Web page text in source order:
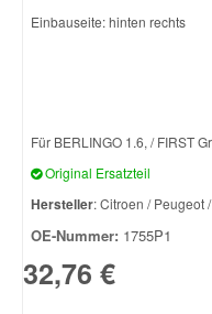
Einbauseite: hinten rechts
Für BERLINGO 1.6, / FIRST
Original Ersatzteil
Hersteller: Citroen / Peugeot
OE-Nummer: 1755P1
32,76 €